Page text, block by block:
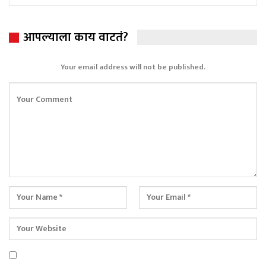
आपल्याला काय वाटतं?
Your email address will not be published.